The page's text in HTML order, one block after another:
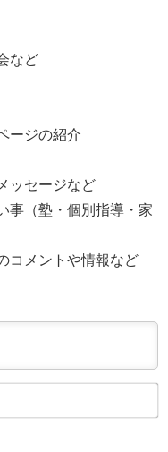
など
ージの紹介
ッセージなど
事（塾・個別指導・家
コメントや情報など